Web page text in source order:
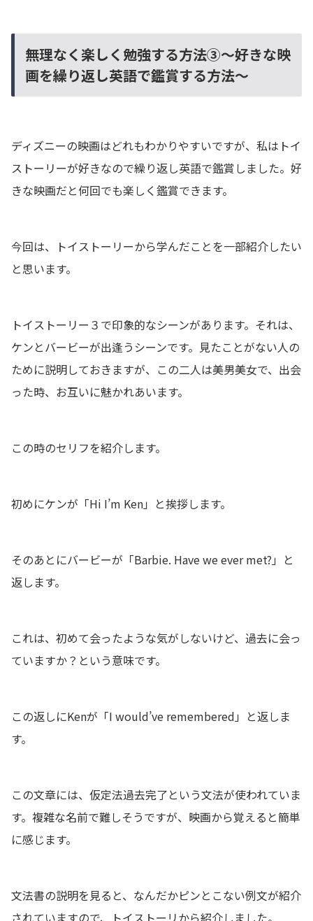
無理なく楽しく勉強する方法③～好きな映
画を繰り返し英語で鑑賞する方法～
ディズニーの映画はどれもわかりやすいですが、私はトイ
ストーリーが好きなので繰り返し英語で鑑賞しました。好
きな映画だと何回でも楽しく鑑賞できます。
今回は、トイストーリーから学んだことを一部紹介したい
と思います。
トイストーリー３で印象的なシーンがあります。それは、
ケンとバービーが出逢うシーンです。見たことがない人の
ために説明しておきますが、この二人は美男美女で、出会
った時、お互いに魅かれあいます。
この時のセリフを紹介します。
初めにケンが「Hi I’m Ken」と挨拶します。
そのあとにバービーが「Barbie. Have we ever met?」と
返します。
これは、初めて会ったような気がしないけど、過去に会っ
ていますか？という意味です。
この返しにKenが「I would’ve remembered」と返しま
す。
この文章には、仮定法過去完了という文法が使われていま
す。複雑な名前で難しそうですが、映画から覚えると簡単
に感じます。
文法書の説明を見ると、なんだかピンとこない例文が紹介
されていますので、トイストーリから紹介しました。